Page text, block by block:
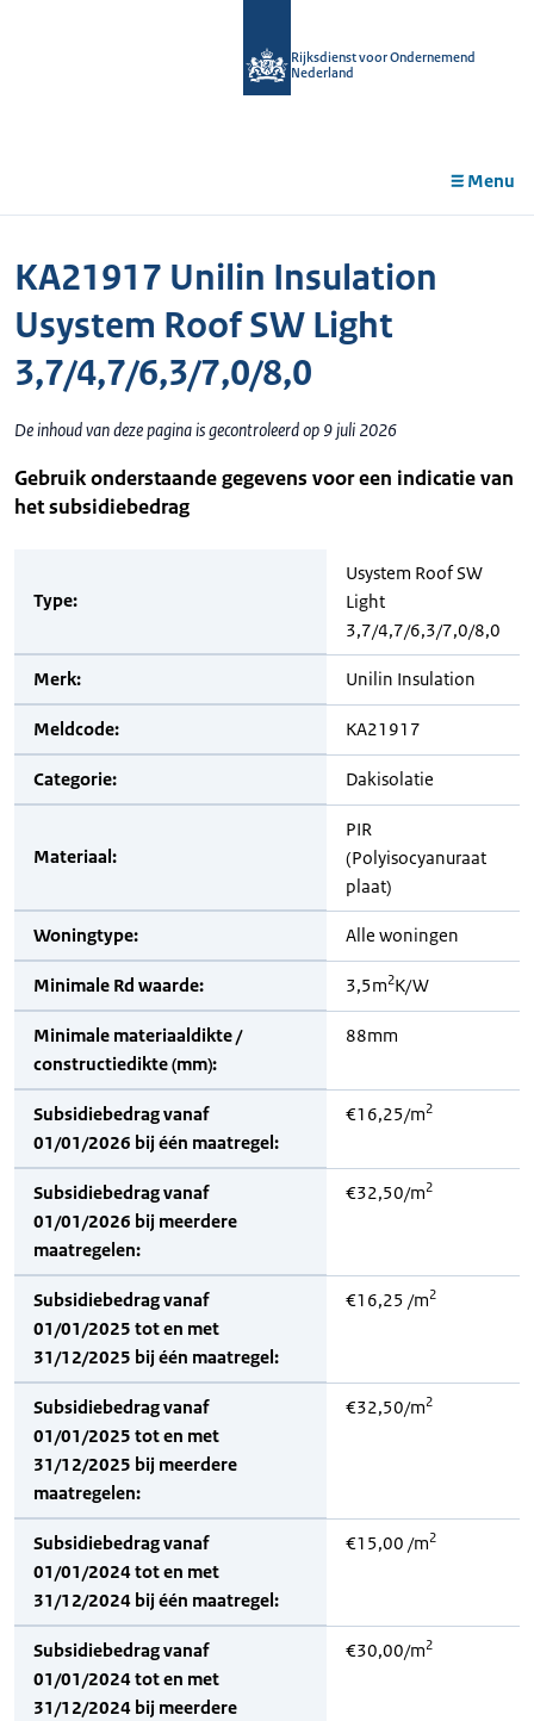
Rijksdienst voor Ondernemend
Nederland
Menu
KA21917 Unilin Insulation
Usystem Roof SW Light
3,7/4,7/6,3/7,0/8,0
De inhoud van deze pagina is gecontroleerd op 9 juli 2026
Gebruik onderstaande gegevens voor een indicatie van
het subsidiebedrag
Type:
Usystem Roof SW
Light
3,7/4,7/6,3/7,0/8,0
Merk: Unilin Insulation
Meldcode: KA21917
Categorie: Dakisolatie
Materiaal:
PIR
(Polyisocyanuraat
plaat)
Woningtype: Alle woningen
Minimale Rd waarde: 3,5m2K/W
Minimale materiaaldikte /
constructiedikte (mm):
88mm
Subsidiebedrag vanaf
01/01/2026 bij één maatregel:
€16,25/m2
Subsidiebedrag vanaf
01/01/2026 bij meerdere
maatregelen:
€32,50/m2
Subsidiebedrag vanaf
01/01/2025 tot en met
31/12/2025 bij één maatregel:
€16,25 /m2
Subsidiebedrag vanaf
01/01/2025 tot en met
31/12/2025 bij meerdere
maatregelen:
€32,50/m2
Subsidiebedrag vanaf
01/01/2024 tot en met
31/12/2024 bij één maatregel:
€15,00 /m2
Subsidiebedrag vanaf
01/01/2024 tot en met
31/12/2024 bij meerdere
€30,00/m2